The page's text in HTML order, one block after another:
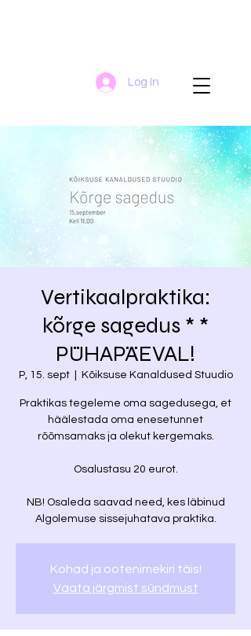
Log In
Vertikaalpraktika:
kõrge sagedus * *
PÜHAPÄEVAL!
P, 15. sept
  |
Kõiksuse Kanaldused Stuudio
Praktikas tegeleme oma sagedusega, et
häälestada oma enesetunnet
rõõmsamaks ja olekut kergemaks.
Osalustasu 20 eurot.
NB! Osaleda saavad need, kes läbinud
Algolemuse sissejuhatava praktika.
Kohad ja ootenimekiri täis!
Vaata järgmist sündmust